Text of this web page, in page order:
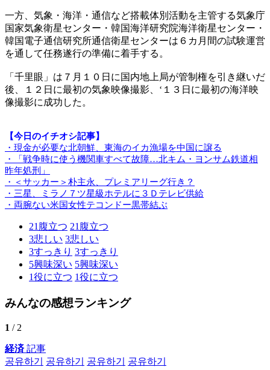
一方、気象・海洋・通信など搭載体別活動を主管する気象庁
国家気象衛星センター・韓国海洋研究院海洋衛星センター・
韓国電子通信研究所通信衛星センターは６カ月間の試験運営
を通して任務遂行の準備に着手する。
「千里眼」は７月１０日に国内地上局が管制権を引き継いだ
後、１２日に最初の気象映像撮影、‘１３日に最初の海洋映
像撮影に成功した。
【今日のイチオシ記事】
・現金が必要な北朝鮮、東海のイカ漁場を中国に譲る
・「戦争時に使う機関車すべて故障…北キム・ヨンサム鉄道相
昨年処刑」
・＜サッカー＞朴主永、プレミアリーグ行き？
・三星、ミラノ７ツ星級ホテルに３Ｄテレビ供給
・両腕ない米国女性テコンドー黒帯結ぶ
21 腹立つ 21 腹立つ
3悲しい 3悲しい
3すっきり 3すっきり
5興味深い 5興味深い
1役に立つ 1役に立つ
みんなの感想ランキング
1 / 2
経済記事
공유하기
공유하기 공유하기 공유하기